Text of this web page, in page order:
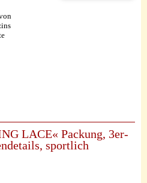
LACE« Packung, 3er-
sportlich